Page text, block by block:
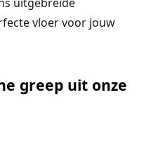
vloer voor jouw
greep uit onze